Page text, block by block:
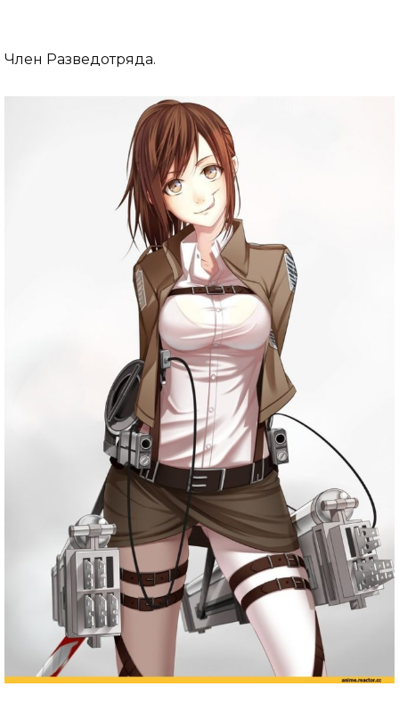
Член Разведотряда.